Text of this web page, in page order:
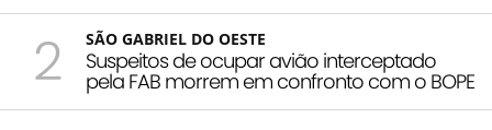
2 SÃO GABRIEL DO OESTE
Suspeitos de ocupar avião interceptado
pela FAB morrem em confronto com o BOPE